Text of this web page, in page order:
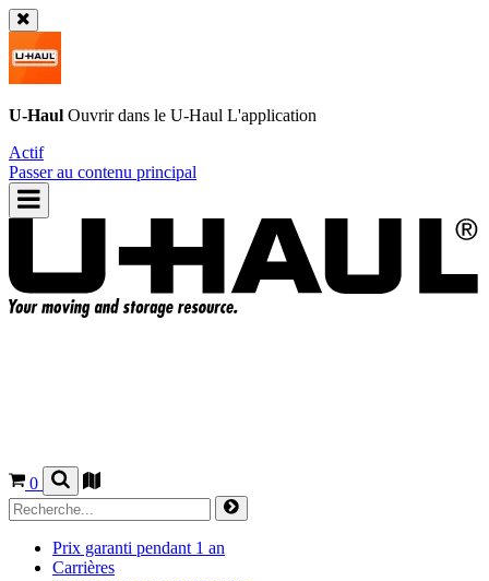
U-Haul Ouvrir dans le U-Haul L'application
Actif
Passer au contenu principal
0
Prix garanti pendant 1 an
Carrières